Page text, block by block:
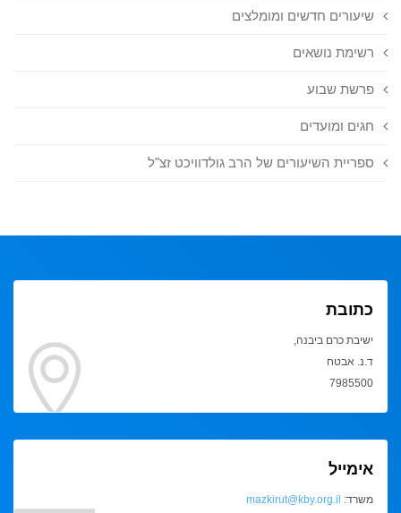
שיעורים חדשים ומומלצים
רשימת נושאים
פרשת שבוע
חגים ומועדים
ספריית השיעורים של הרב גולדוויכט זצ"ל
כתובת
ישיבת כרם ביבנה,
ד.נ. אבטח
7985500
אימייל
משרד: mazkirut@kby.org.il